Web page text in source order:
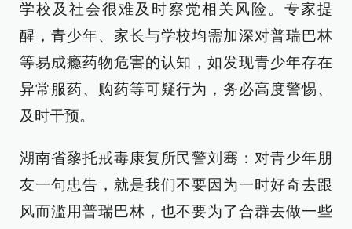
学校及社会很难及时察觉相关风险。专家提
醒，青少年、家长与学校均需加深对普瑞巴林
等易成瘾药物危害的认知，如发现青少年存在
异常服药、购药等可疑行为，务必高度警惕、
及时干预。
湖南省黎托戒毒康复所民警刘骞：对青少年朋
友一句忠告，就是我们不要因为一时好奇去跟
风而滥用普瑞巴林，也不要为了合群去做一些